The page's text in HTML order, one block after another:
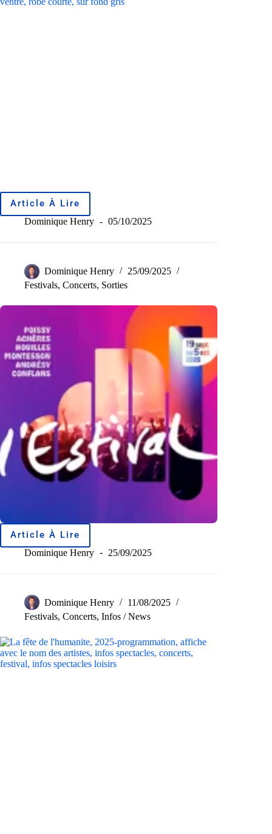
Article À Lire
Dominique Henry 05/10/2025
Dominique Henry
25/09/2025
Festivals, Concerts, Sorties
Article À Lire
Dominique Henry 25/09/2025
Dominique Henry
11/08/2025
Festivals, Concerts, Infos / News